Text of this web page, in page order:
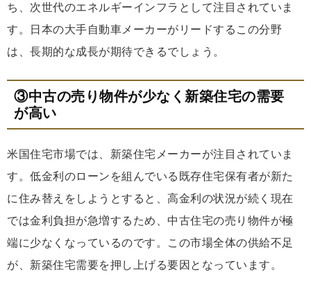
ち、次世代のエネルギーインフラとして注目されていま
す。日本の大手自動車メーカーがリードするこの分野
は、長期的な成長が期待できるでしょう。
③中古の売り物件が少なく新築住宅の需要
が高い
米国住宅市場では、新築住宅メーカーが注目されていま
す。低金利のローンを組んでいる既存住宅保有者が新た
に住み替えをしようとすると、高金利の状況が続く現在
では金利負担が急増するため、中古住宅の売り物件が極
端に少なくなっているのです。この市場全体の供給不足
が、新築住宅需要を押し上げる要因となっています。